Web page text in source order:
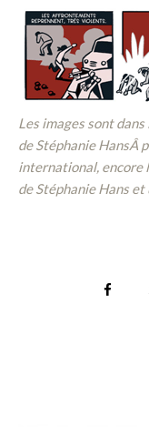
Les images sont
de Stéphanie HansÂ
international, encore
de Stéphanie Hans